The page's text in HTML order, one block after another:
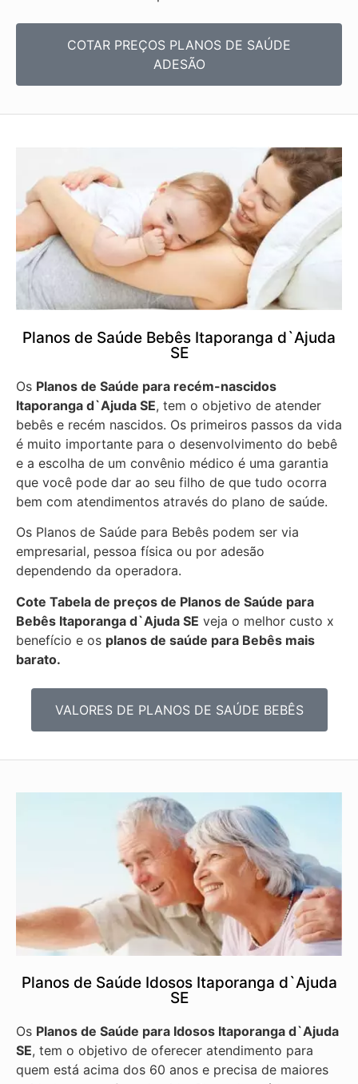
COTAR PREÇOS PLANOS DE SAÚDE
ADESÃO
Planos de Saúde Bebês Itaporanga d`Ajuda
SE
Os Planos de Saúde para recém-nascidos
Itaporanga d`Ajuda SE, tem o objetivo de atender
bebês e recém nascidos. Os primeiros passos da vida
é muito importante para o desenvolvimento do bebê
e a escolha de um convênio médico é uma garantia
que você pode dar ao seu filho de que tudo ocorra
bem com atendimentos através do plano de saúde.
Os Planos de Saúde para Bebês podem ser via
empresarial, pessoa física ou por adesão
dependendo da operadora.
Cote Tabela de preços de Planos de Saúde para
Bebês Itaporanga d`Ajuda SE veja o melhor custo x
benefício e os planos de saúde para Bebês mais
barato.
VALORES DE PLANOS DE SAÚDE BEBÊS
Planos de Saúde Idosos Itaporanga d`Ajuda
SE
Os Planos de Saúde para Idosos Itaporanga d`Ajuda
SE, tem o objetivo de oferecer atendimento para
quem está acima dos 60 anos e precisa de maiores